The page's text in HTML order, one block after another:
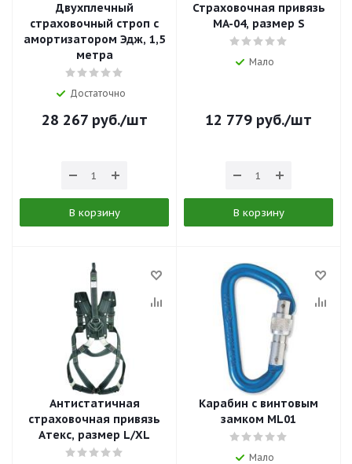
Двухплечный
страховочный строп с
амортизатором Эдж, 1,5
метра
Достаточно
28 267руб./шт
В корзину
Страховочная привязь
MA-04, размер S
Мало
12 779 руб./шт
В корзину
Антистатичная
страховочная привязь
Атекс, размер L/XL
Карабин с винтовым
замком ML01
Мало